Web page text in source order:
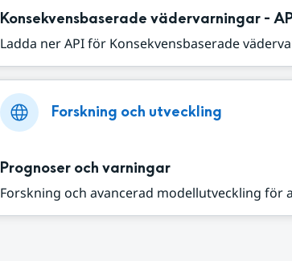
Konsekvensbaserade vädervarningar -
Ladda ner API för Konsekvensbaserade
Forskning och utveckling
Prognoser och varningar
Forskning och avancerad modellutveckling för